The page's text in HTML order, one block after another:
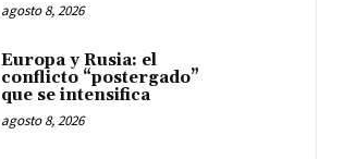
agosto 8, 2026
Europa y Rusia: el
conflicto “postergado”
que se intensifica
agosto 8, 2026